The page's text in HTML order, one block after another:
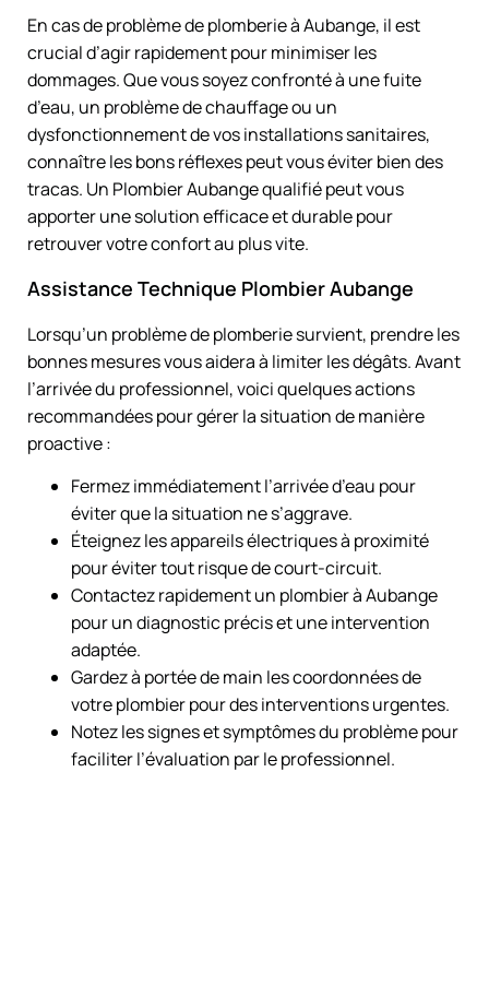
En cas de problème de plomberie à Aubange, il est
crucial d’agir rapidement pour minimiser les
dommages. Que vous soyez confronté à une fuite
d’eau, un problème de chauffage ou un
dysfonctionnement de vos installations sanitaires,
connaître les bons réflexes peut vous éviter bien des
tracas. Un Plombier Aubange qualifié peut vous
apporter une solution efficace et durable pour
retrouver votre confort au plus vite.
Assistance Technique Plombier Aubange
Lorsqu’un problème de plomberie survient, prendre les
bonnes mesures vous aidera à limiter les dégâts. Avant
l’arrivée du professionnel, voici quelques actions
recommandées pour gérer la situation de manière
proactive :
Fermez immédiatement l’arrivée d’eau pour
éviter que la situation ne s’aggrave.
Éteignez les appareils électriques à proximité
pour éviter tout risque de court-circuit.
Contactez rapidement un plombier à Aubange
pour un diagnostic précis et une intervention
adaptée.
Gardez à portée de main les coordonnées de
votre plombier pour des interventions urgentes.
Notez les signes et symptômes du problème pour
faciliter l’évaluation par le professionnel.